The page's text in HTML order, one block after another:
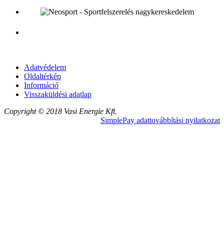
Adatvédelem
Oldaltérkép
Információ
Visszaküldési adatlap
Copyright © 2018 Vasi Energie Kft.
SimplePay adattovábbítási nyilatkozat